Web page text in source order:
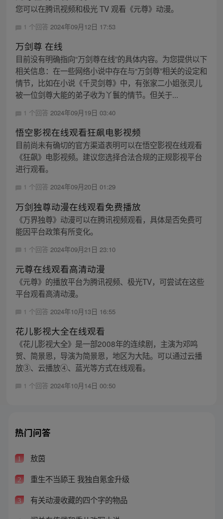
您可以在腾讯视频和极光 TV 观看《元尊》动漫。
1 个回答 2024年09月12日 17:53
万剑尊 在线
目前没有明确指向“万剑尊在线”的具体内容。为您提供以下
相关信息：在一些网络小说中存在与“万剑尊”相关的设定和
情节，比如在小说《千灵剑尊》中，有张家二小姐张灵儿
被一位剑尊大能的弟子收为丫鬟的情节。但关于...
1 个回答 2024年09月19日 03:40
悟空影视在线观看狂飙电影视频
目前尚未有确切的官方渠道表明可以在悟空影视在线观看
《狂飙》电影视频。建议您选择合法合规的正规影视平台
进行观看。
1 个回答 2024年09月20日 01:29
万剑独尊动漫在线观看免费播放
《万界独尊》动漫可以在腾讯视频观看，具体是否免费可
能因平台政策有所变化。
1 个回答 2024年09月21日 23:10
元尊在线观看高清动漫
《元尊》的播放平台为腾讯视频、极光TV，可尝试在这些
平台观看高清动漫。
1 个回答 2024年10月13日 16:55
花儿影视大全在线观看
《花儿影视大全》是一部2008年的连续剧，主演为邓鸣
贺、简景恩，导演为简景恩，地区为大陆。可以通过云播
放③、云播放④、蓝光等方式在线观看。
1 个回答 2024年10月14日 00:50
热门问答
1 敖茵
2 重生不当舔王 我独自氪金升级
3 有关动漫收藏的四个字的物品